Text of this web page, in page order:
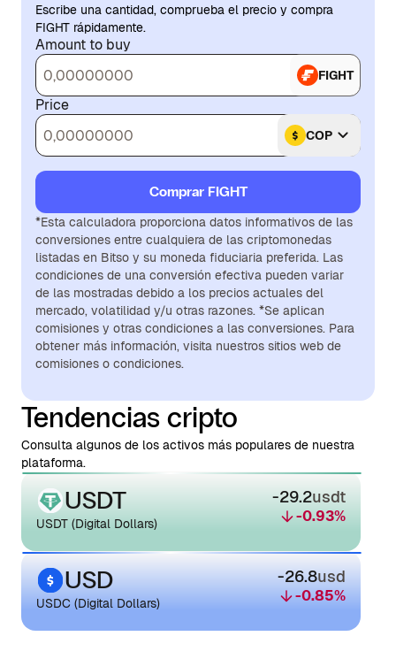
Escribe una cantidad, comprueba el precio y compra
FIGHT rápidamente.
Amount to buy
FIGHT
Price
COP
Comprar FIGHT
*Esta calculadora proporciona datos informativos de las
conversiones entre cualquiera de las criptomonedas
listadas en Bitso y su moneda fiduciaria preferida. Las
condiciones de una conversión efectiva pueden variar
de las mostradas debido a los precios actuales del
mercado, volatilidad y/u otras razones. *Se aplican
comisiones y otras condiciones a las conversiones. Para
obtener más información, visita nuestros sitios web de
comisiones o condiciones.
Tendencias cripto
Consulta algunos de los activos más populares de nuestra
plataforma.
USDT
USDT (Digital Dollars)
-29.2usdt
-0.93%
USD
USDC (Digital Dollars)
-26.8usd
-0.85%